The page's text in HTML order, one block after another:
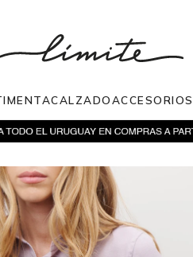
CALZADOACCESORIOS